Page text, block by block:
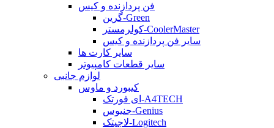
فن پردازنده و کیس
گرین-Green
کولرمستر-CoolerMaster
سایر فن پردازنده و کیس
سایر کارت ها
سایر قطعات کامپیوتر
لوازم جانبی
کیبورد و ماوس
ای فورتک-A4TECH
جنیوس-Genius
لاجیتک-Logitech